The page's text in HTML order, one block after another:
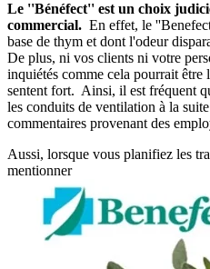
Le ''Bénéfect'' est un choix
commercial. En effet, le
base de thym et dont l'odeur
De plus, ni vos clients ni votre
inquiétés comme cela pourrait être
sentent fort. Ainsi, il est fréquent
les conduits de ventilation à la
commentaires provenant des
Aussi, lorsque vous planifiez les
mentionner